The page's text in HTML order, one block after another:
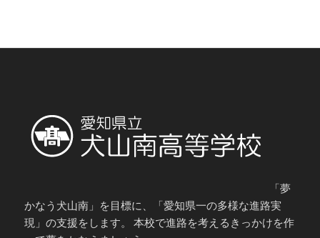
「夢
かなう犬山南」を目標に、「愛知県一の多様な進路実
現」の支援をします。 本校で進路を考えるきっかけを作